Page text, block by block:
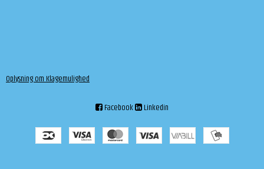
Oplysning om Klagemulighed
Facebook Linkedin